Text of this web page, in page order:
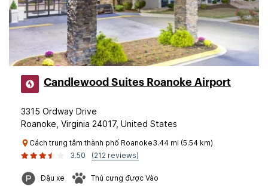
Candlewood Suites Roanoke Airport
3315 Ordway Drive
Roanoke, Virginia 24017, United States
Cách trung tâm thành phố Roanoke3.44 mi (5.54 km)
3.50
(212 reviews)
Đậu xe Thú cưng được Vào